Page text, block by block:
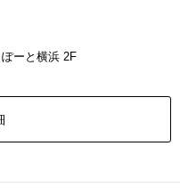
ーと横浜 2F